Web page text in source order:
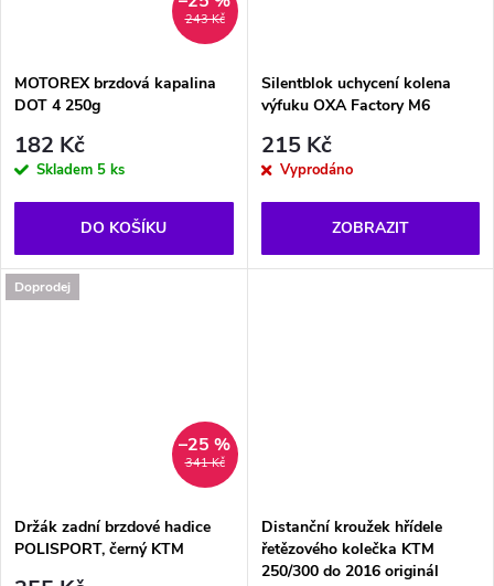
243 Kč
MOTOREX brzdová kapalina
DOT 4 250g
182 Kč
Skladem 5 ks
DO KOŠÍKU
Silentblok uchycení kolena
výfuku OXA Factory M6
215 Kč
Vyprodáno
ZOBRAZIT
Doprodej
341 Kč
–25 %
Držák zadní brzdové hadice
POLISPORT, černý KTM
Distanční kroužek hřídele
řetězového kolečka KTM
250/300 do 2016 originál